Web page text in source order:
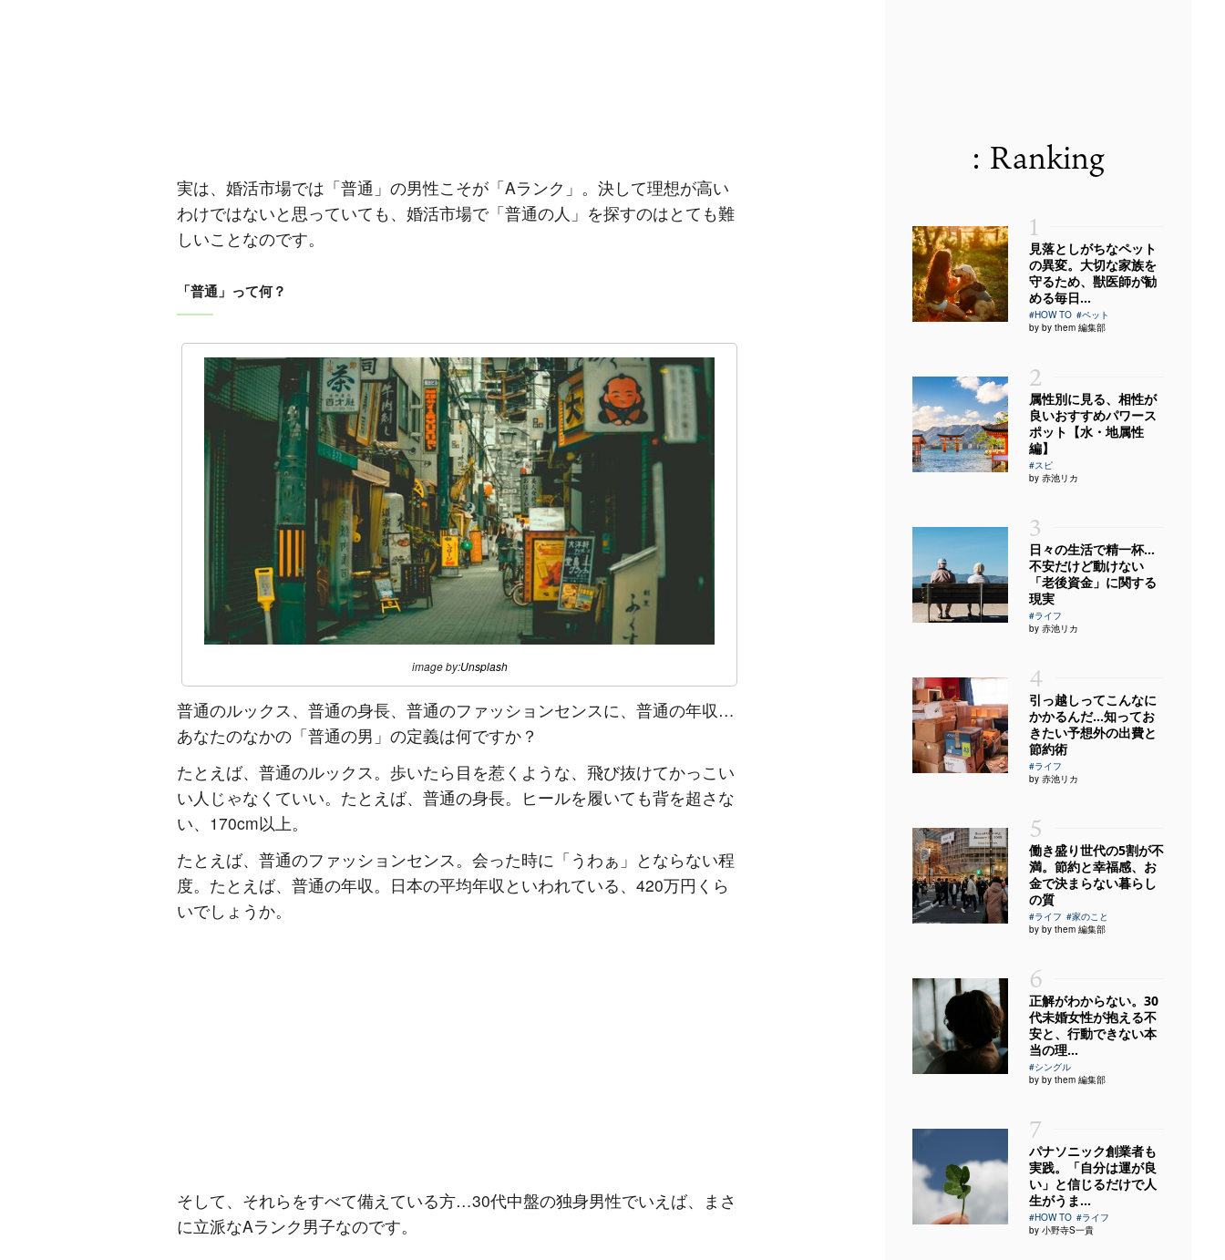
実は、婚活市場では「普通」の男性こそが「Aランク」。決して理想が高い
わけではないと思っていても、婚活市場で「普通の人」を探すのはとても難
しいことなのです。
「普通」って何？
image by:Unsplash
普通のルックス、普通の身長、普通のファッションセンスに、普通の年収…
あなたのなかの「普通の男」の定義は何ですか？
たとえば、普通のルックス。歩いたら目を惹くような、飛び抜けてかっこい
い人じゃなくていい。たとえば、普通の身長。ヒールを履いても背を超さな
い、 170cm以上。
たとえば、普通のファッションセンス。会った時に「うわぁ」とならない程
度。たとえば、普通の年収。日本の平均年収といわれている、 420万円くら
いでしょうか。
そして、それらをすべて備えている方…30代中盤の独身男性でいえば、まさ
に立派なAランク男子なのです。
: Ranking
1
見落としがちなペット
の異変。大切な家族を
守るため、獣医師が勧
める毎日...
#HOW TO #ペット
by by them 編集部
2
属性別に見る、相性が
良いおすすめパワース
ポット【水・地属性
編】
#スピ
by 赤池リカ
3
日々の生活で精一杯…
不安だけど動けない
「老後資金」に関する
現実
#ライフ
by 赤池リカ
4
引っ越しってこんなに
かかるんだ…知ってお
きたい予想外の出費と
節約術
#ライフ
by 赤池リカ
5
働き盛り世代の5割が不
満。節約と幸福感、お
金で決まらない暮らし
の質
#ライフ #家のこと
by by them 編集部
6
正解がわからない。30
代未婚女性が抱える不
安と、行動できない本
当の理...
#シングル
by by them 編集部
7
パナソニック創業者も
実践。「自分は運が良
い」と信じるだけで人
生がうま...
#HOW TO #ライフ
by 小野寺S一貴